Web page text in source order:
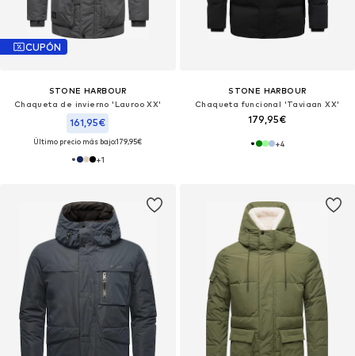
CUPÓN
STONE HARBOUR
Chaqueta de invierno 'Lauroo XX'
161,95€
Último precio más bajo:179,95€
+1
STONE HARBOUR
Chaqueta funcional 'Taviaan XX'
179,95€
+4